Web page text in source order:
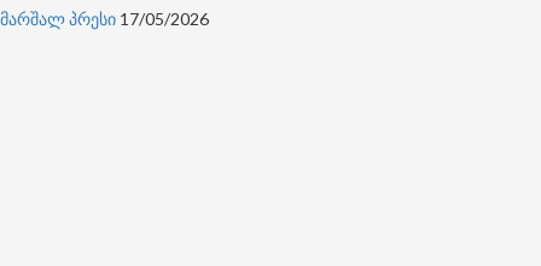
მარშალ პრესი 17/05/2026